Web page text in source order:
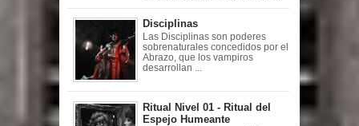
Disciplinas
Las Disciplinas son poderes
sobrenaturales concedidos por el
Abrazo, que los vampiros
desarrollan ...
Ritual Nivel 01 - Ritual del
Espejo Humeante